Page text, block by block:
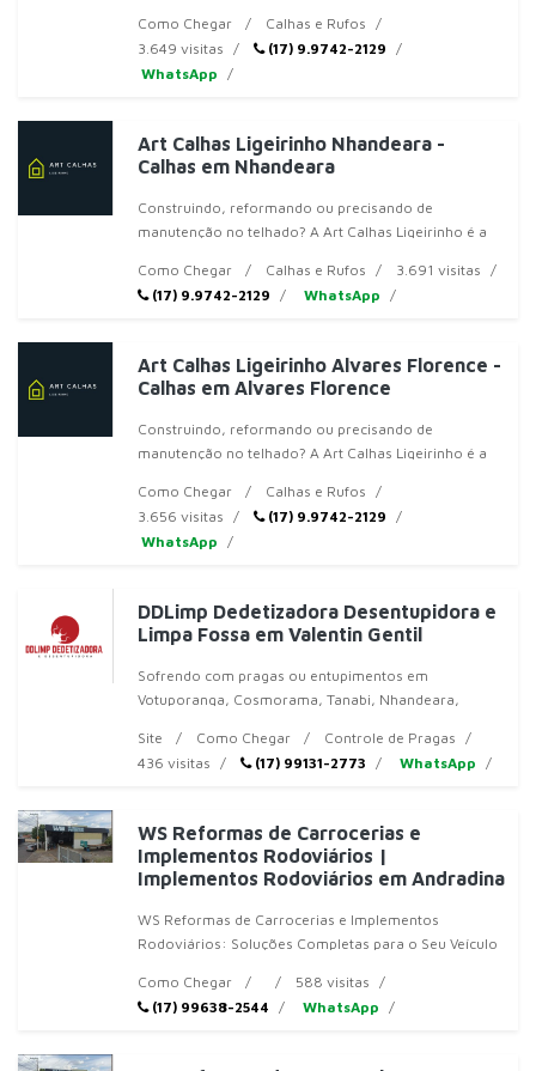
Como Chegar
Calhas e Rufos
3.649 visitas
(17) 9.9742-2129
WhatsApp
Art Calhas Ligeirinho Nhandeara -
Calhas em Nhandeara
Construindo, reformando ou precisando de
manutenção no telhado? A Art Calhas Ligeirinho é a
Como Chegar
Calhas e Rufos
3.691 visitas
(17) 9.9742-2129
WhatsApp
Art Calhas Ligeirinho Alvares Florence -
Calhas em Alvares Florence
Construindo, reformando ou precisando de
manutenção no telhado? A Art Calhas Ligeirinho é a
Como Chegar
Calhas e Rufos
3.656 visitas
(17) 9.9742-2129
WhatsApp
DDLimp Dedetizadora Desentupidora e
Limpa Fossa em Valentin Gentil
Sofrendo com pragas ou entupimentos em
Votuporanga, Cosmorama, Tanabi, Nhandeara,
Site
Como Chegar
Controle de Pragas
436 visitas
(17) 99131-2773 WhatsApp
WS Reformas de Carrocerias e
Implementos Rodoviários |
Implementos Rodoviários em Andradina
WS Reformas de Carrocerias e Implementos
Rodoviários: Soluções Completas para o Seu Veículo
Como Chegar
588 visitas
(17) 99638-2544
WhatsApp